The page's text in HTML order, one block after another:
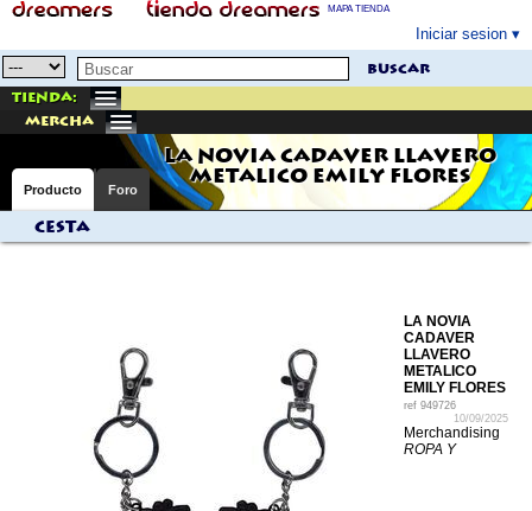
MAPA TIENDA
Iniciar sesion
buscar
Tienda:
mercha
LA NOVIA CADAVER LLAVERO
METALICO EMILY FLORES
Producto Foro
Cesta
LA NOVIA
CADAVER
LLAVERO
METALICO
EMILY FLORES
ref 949726
10/09/2025
Merchandising
ROPA Y